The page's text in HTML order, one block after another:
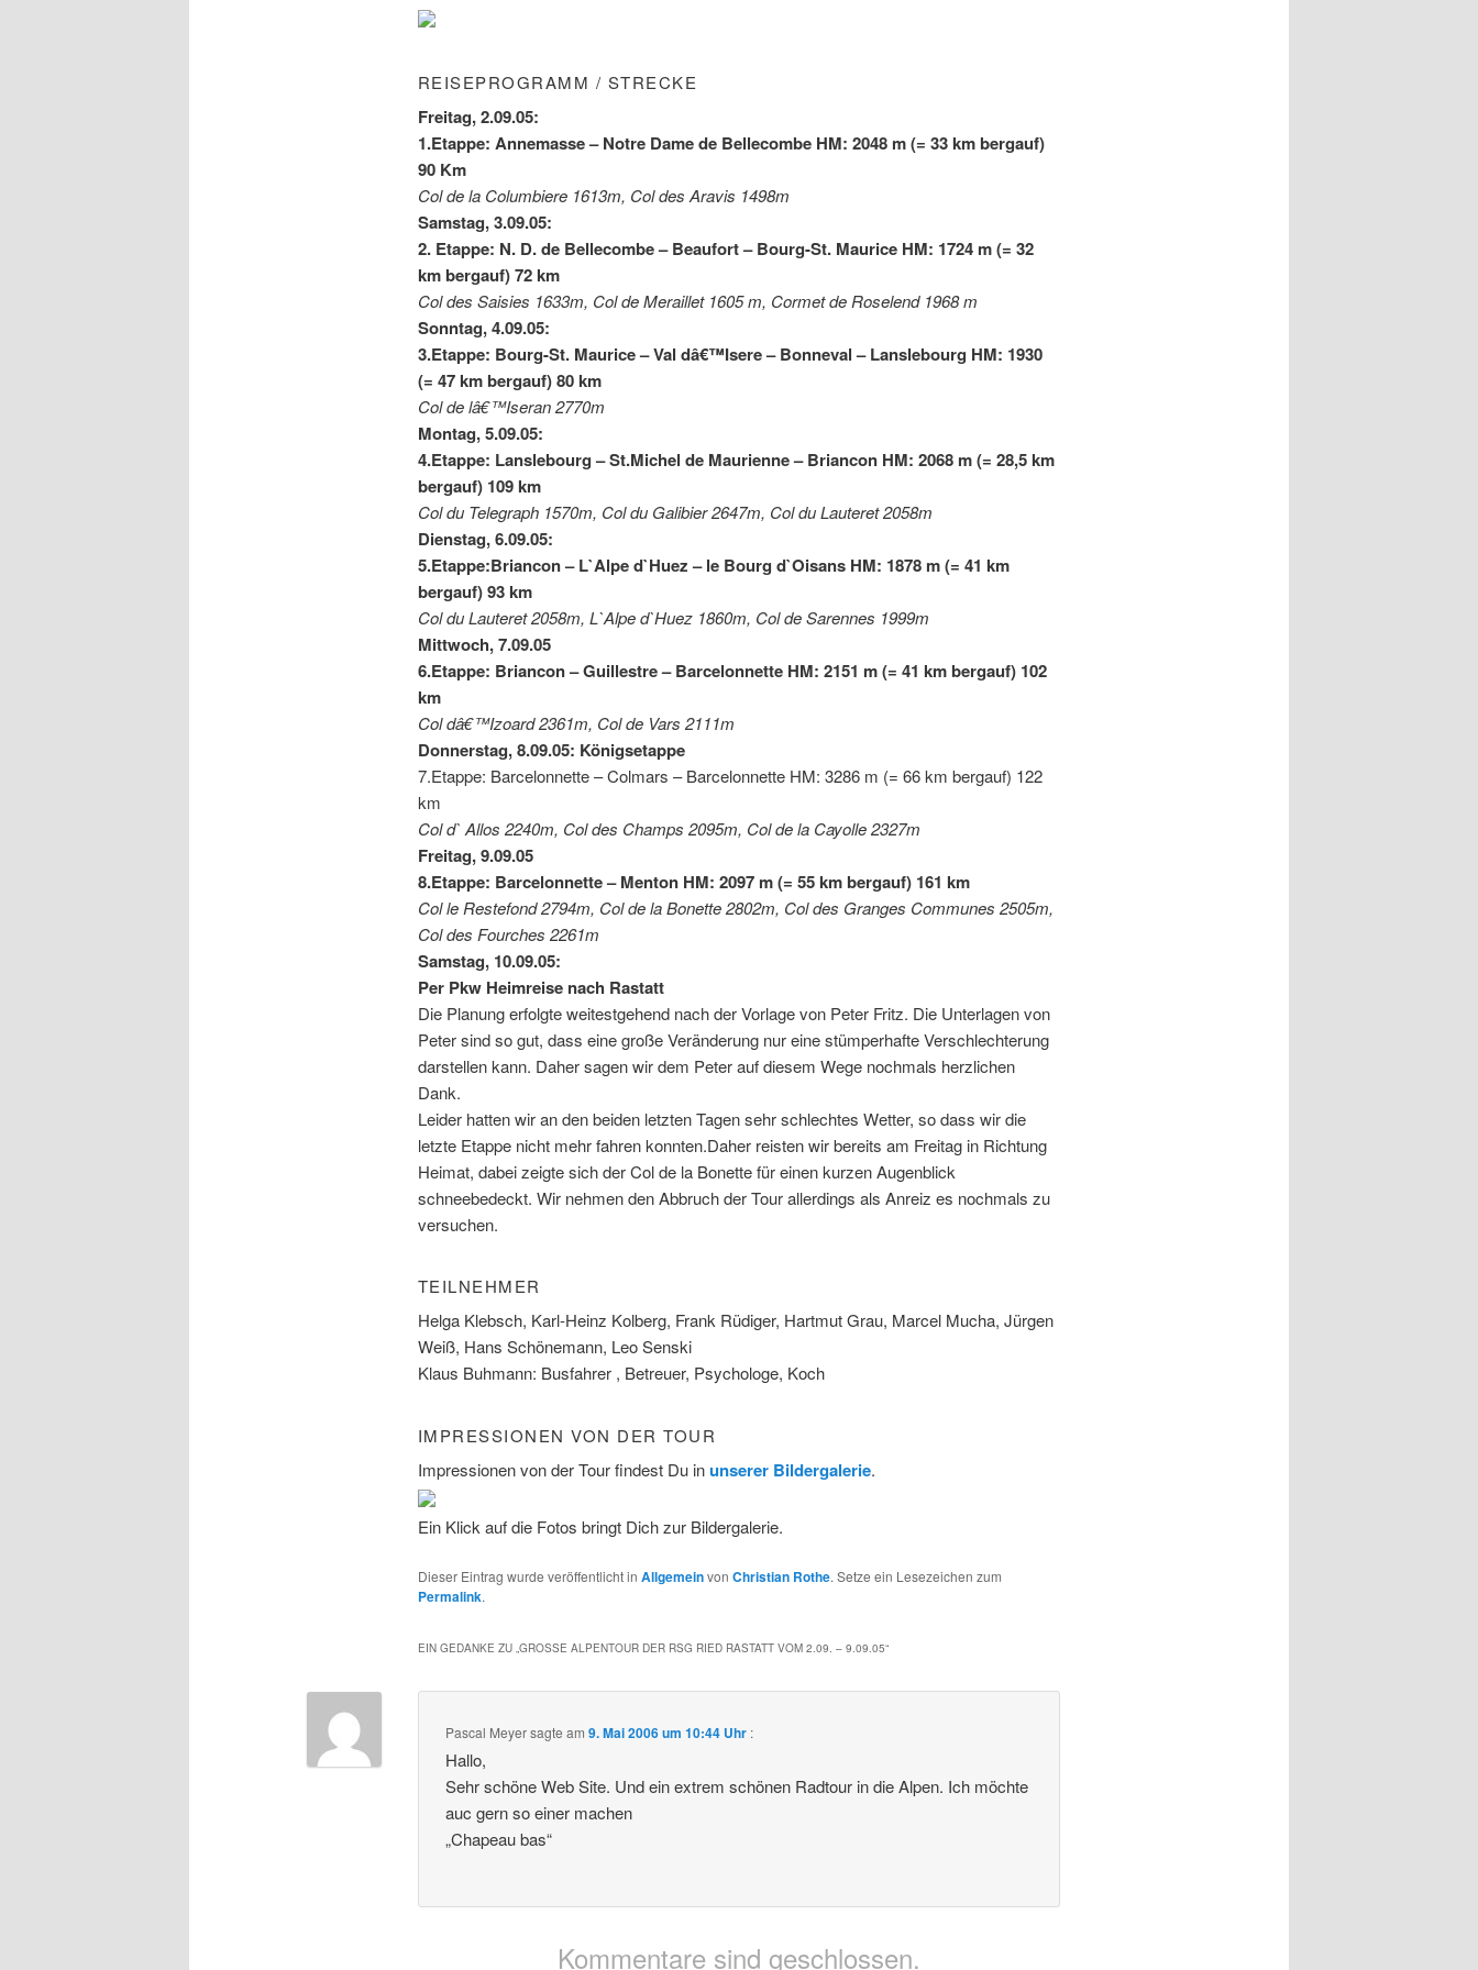
REISEPROGRAMM / STRECKE
Freitag, 2.09.05:
1.Etappe: Annemasse – Notre Dame de Bellecombe HM: 2048 m (= 33 km bergauf)
90 Km
Col de la Columbiere 1613m, Col des Aravis 1498m
Samstag, 3.09.05:
2. Etappe: N. D. de Bellecombe – Beaufort – Bourg-St. Maurice HM: 1724 m (= 32
km bergauf) 72 km
Col des Saisies 1633m, Col de Meraillet 1605 m, Cormet de Roselend 1968 m
Sonntag, 4.09.05:
3.Etappe: Bourg-St. Maurice – Val dâ€™Isere – Bonneval – Lanslebourg HM: 1930
(= 47 km bergauf) 80 km
Col de lâ€™Iseran 2770m
Montag, 5.09.05:
4.Etappe: Lanslebourg – St.Michel de Maurienne – Briancon HM: 2068 m (= 28,5 km
bergauf) 109 km
Col du Telegraph 1570m, Col du Galibier 2647m, Col du Lauteret 2058m
Dienstag, 6.09.05:
5.Etappe:Briancon – L`Alpe d`Huez – le Bourg d`Oisans HM: 1878 m (= 41 km
bergauf) 93 km
Col du Lauteret 2058m, L`Alpe d`Huez 1860m, Col de Sarennes 1999m
Mittwoch, 7.09.05
6.Etappe: Briancon – Guillestre – Barcelonnette HM: 2151 m (= 41 km bergauf) 102
km
Col dâ€™Izoard 2361m, Col de Vars 2111m
Donnerstag, 8.09.05: Königsetappe
7.Etappe: Barcelonnette – Colmars – Barcelonnette HM: 3286 m (= 66 km bergauf) 122
km
Col d` Allos 2240m, Col des Champs 2095m, Col de la Cayolle 2327m
Freitag, 9.09.05
8.Etappe: Barcelonnette – Menton HM: 2097 m (= 55 km bergauf) 161 km
Col le Restefond 2794m, Col de la Bonette 2802m, Col des Granges Communes 2505m,
Col des Fourches 2261m
Samstag, 10.09.05:
Per Pkw Heimreise nach Rastatt
Die Planung erfolgte weitestgehend nach der Vorlage von Peter Fritz. Die Unterlagen von
Peter sind so gut, dass eine große Veränderung nur eine stümperhafte Verschlechterung
darstellen kann. Daher sagen wir dem Peter auf diesem Wege nochmals herzlichen
Dank.
Leider hatten wir an den beiden letzten Tagen sehr schlechtes Wetter, so dass wir die
letzte Etappe nicht mehr fahren konnten.Daher reisten wir bereits am Freitag in Richtung
Heimat, dabei zeigte sich der Col de la Bonette für einen kurzen Augenblick
schneebedeckt. Wir nehmen den Abbruch der Tour allerdings als Anreiz es nochmals zu
versuchen.
TEILNEHMER
Helga Klebsch, Karl-Heinz Kolberg, Frank Rüdiger, Hartmut Grau, Marcel Mucha, Jürgen
Weiß, Hans Schönemann, Leo Senski
Klaus Buhmann: Busfahrer , Betreuer, Psychologe, Koch
IMPRESSIONEN VON DER TOUR
Impressionen von der Tour findest Du inunserer Bildergalerie.
Ein Klick auf die Fotos bringt Dich zur Bildergalerie.
Dieser Eintrag wurde veröffentlicht in Allgemeinvon Christian Rothe. Setze ein Lesezeichen zum
Permalink.
EIN GEDANKE ZU „ GROSSE ALPENTOUR DER RSG RIED RASTATT VOM 2.09. – 9.09.05 “
Pascal Meyersagte am9. Mai 2006 um 10:44 Uhr :
Hallo,
Sehr schöne Web Site. Und ein extrem schönen Radtour in die Alpen. Ich möchte
auc gern so einer machen
„Chapeau bas“
Kommentare sind geschlossen.